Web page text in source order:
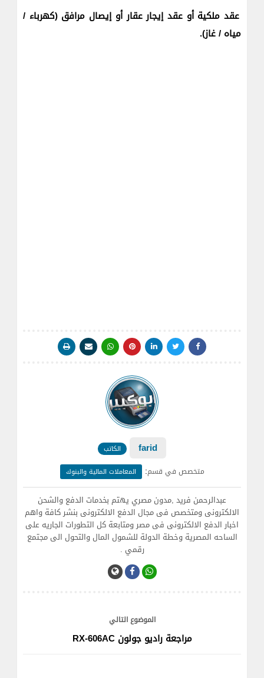
عقد ملكية أو عقد إيجار عقار أو إيصال مرافق (كهرباء /
مياه / غاز).
farid الكاتب
متخصص في قسم: المعاملات المالية والبنوك
عبدالرحمن فريد ,مدون مصري يهتم بخدمات الدفع والشحن
الالكترونى ومتخصص فى مجال الدفع الالكترونى بنشر كافة واهم
اخبار الدفع الالكترونى فى مصر ومتابعة كل التطورات الجاريه على
الساحه المصرية وخطة الدولة للشمول المال والتحول الى مجتمع
رقمي .
الموضوع التالي
مراجعة راديو جولون RX-606AC